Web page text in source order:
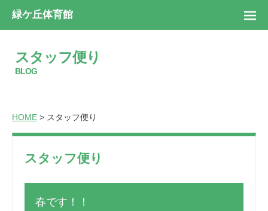
緑ケ丘体育館
スタッフ便り
BLOG
HOME > スタッフ便り
スタッフ便り
春です！！